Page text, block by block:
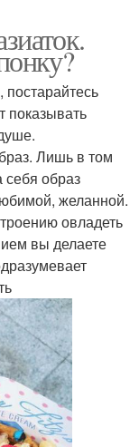
показывать
Лишь в том
образ
желанной.
овладеть
вы делаете